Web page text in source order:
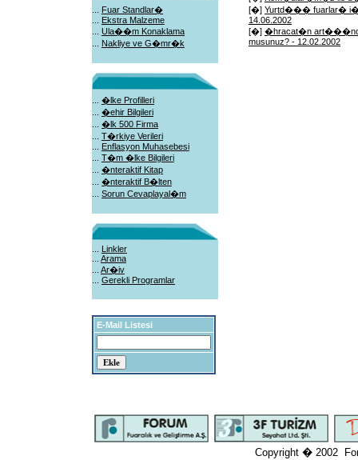
Fuar Standlar�
Ekstra Malzeme
Ula��m Konaklama
Nakliye ve G�mr�k
�lke Profilleri
�ehir Bilgileri
�lk 500 Firma
T�rkiye Verileri
Enflasyon Muhasebesi
T�m �lke Bilgileri
�nteraktif Kitap
�nteraktif B�lten
Sorun Cevaplayal�m
Linkler
Arama
Ar�iv
Gerekli Programlar
E-Mail Listesi
[�] Yurtd��� fuarlar� i�in
14.06.2002
[�] �hracat�n
musunuz? - 12.02.2002
Copyright � 2002